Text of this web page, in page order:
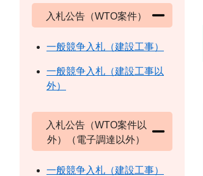
入札公告（WTO案件）
一般競争入札（建設工事）
一般競争入札（建設工事以
外）
入札公告（WTO案件以
外）（電子調達以外）
一般競争入札（建設工事）